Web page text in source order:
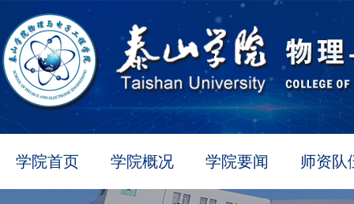
学院首页 学院概况 学院要闻 师资队